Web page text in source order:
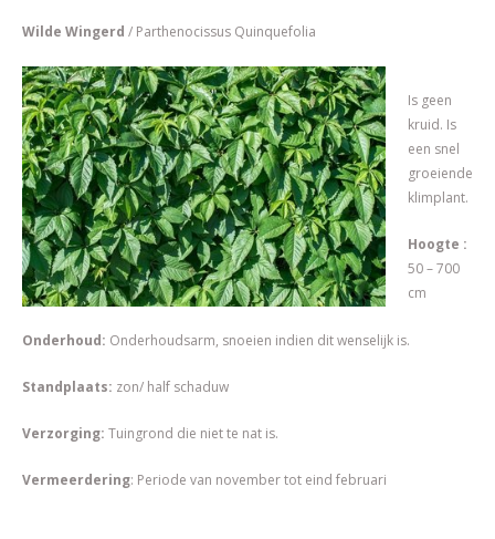
Wilde Wingerd / Parthenocissus Quinquefolia
Is geen
kruid. Is
een snel
groeiende
klimplant.
Hoogte :
50 – 700
cm
Onderhoud: Onderhoudsarm, snoeien indien dit wenselijk is.
Standplaats: zon/ half schaduw
Verzorging: Tuingrond die niet te nat is.
Vermeerdering: Periode van november tot eind februari